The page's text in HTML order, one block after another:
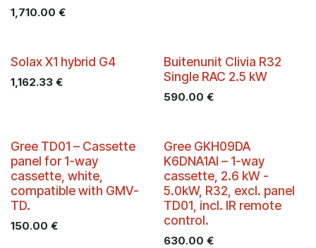
1,710.00 €
Solax X1 hybrid G4
1,162.33 €
Buitenunit Clivia R32
Single RAC 2.5 kW
590.00 €
Gree TD01 – Cassette
panel for 1-way
cassette, white,
compatible with GMV-
TD.
150.00 €
Gree GKH09DA
K6DNA1AI – 1-way
cassette, 2.6 kW -
5.0kW, R32, excl. panel
TD01, incl. IR remote
control.
630.00 €